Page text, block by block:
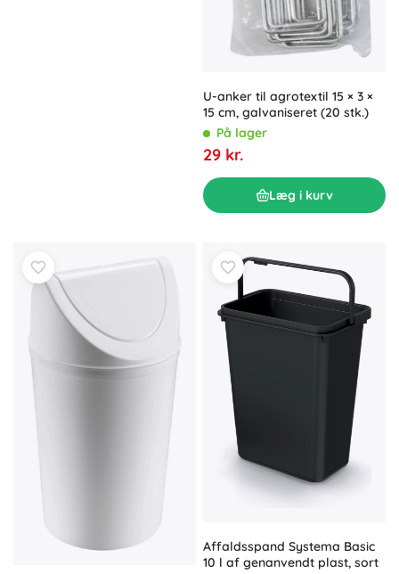
U-anker til agrotextil 15 × 3 ×
15 cm, galvaniseret (20 stk.)
På lager
29 kr.
Læg i kurv
Affaldsspand Systema Basic
10 l af genanvendt plast, sort